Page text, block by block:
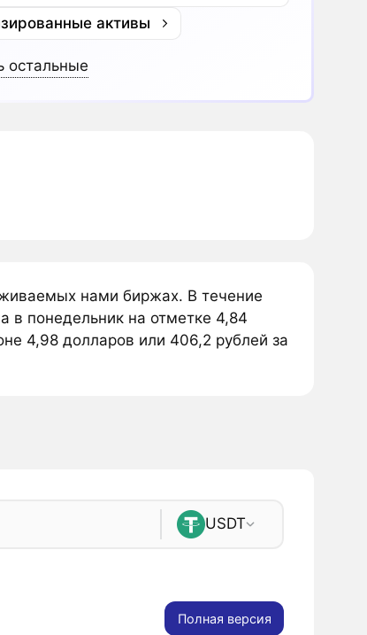
активы
остальные
нами биржах. В течение
в понедельник на отметке 4,84
4,98 долларов или 406,2 рублей за
USDT
Полная версия